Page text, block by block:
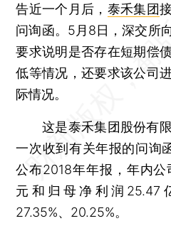
告近一个月后， 泰禾集团
问询函。5月8日，深交所
要求说明是否存在短期偿
低等情况，还要求该公司
际情况。
这是泰禾集团股份有限
一次收到有关年报的问询
公布2018年年报，年内
元和归母净利润25.47
27.35%、20.25%。